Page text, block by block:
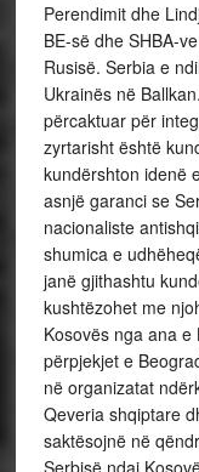
Perendimit dhe
BE-së dhe SHBA-
Rusisë. Serbia e
Ukrainës në
përcaktuar për
zyrtarisht është
kundërshton idenë
asnjë garanci se
nacionaliste
shumica e
janë gjithashtu
kushtëzohet me
Kosovës nga ana
përpjekjet e
në organizatat
Qeveria shqiptare
saktësojnë në
Serbisë ndaj